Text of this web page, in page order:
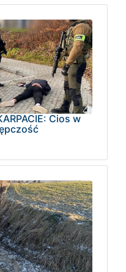
Cios w